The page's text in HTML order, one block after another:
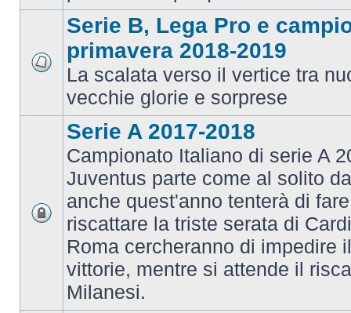
Serie B, Lega Pro e
primavera 2018-2019
La scalata verso il vertice tra
vecchie glorie e sorprese
Serie A 2017-2018
Campionato Italiano di serie A
Juventus parte come al solito
anche quest'anno tenterà di
riscattare la triste serata di
Roma cercheranno di impedire
vittorie, mentre si attende il
Milanesi.